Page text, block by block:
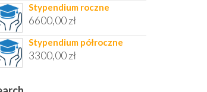
Stypendium roczne
6600,00zł
Stypendium półroczne
3300,00zł